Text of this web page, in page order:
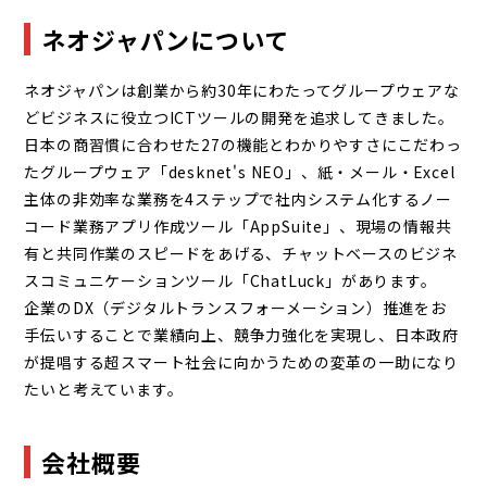
ネオジャパンについて
ネオジャパンは創業から約30年にわたってグループウェアな
どビジネスに役立つICTツールの開発を追求してきました。
日本の商習慣に合わせた27の機能とわかりやすさにこだわっ
たグループウェア「desknet's NEO」、紙・メール・Excel
主体の非効率な業務を4ステップで社内システム化するノー
コード業務アプリ作成ツール「AppSuite」、現場の情報共
有と共同作業のスピードをあげる、チャットベースのビジネ
スコミュニケーションツール「ChatLuck」があります。
企業のDX（デジタルトランスフォーメーション）推進をお
手伝いすることで業績向上、競争力強化を実現し、日本政府
が提唱する超スマート社会に向かうための変革の一助になり
たいと考えています。
会社概要